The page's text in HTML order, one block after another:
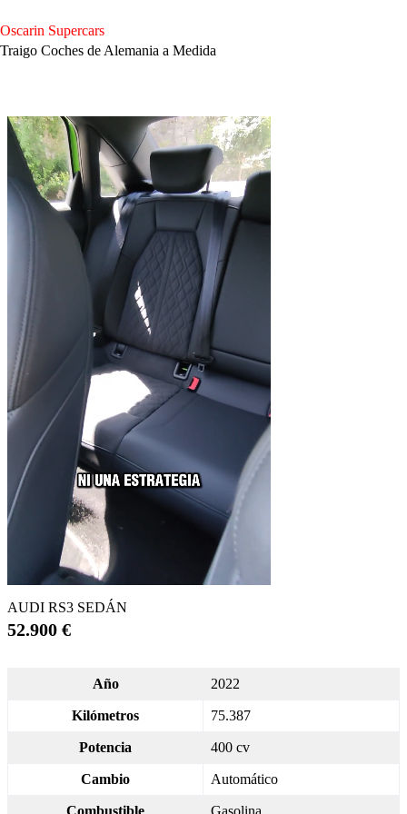
al
contenido
Oscarin Supercars
Traigo Coches de Alemania a Medida
AUDI RS3 SEDÁN
52.900 €
Año 2022
Kilómetros 75.387
Potencia 400 cv
Cambio Automático
Combustible Gasolina